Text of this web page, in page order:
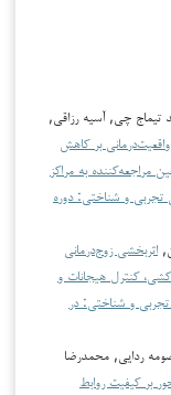
تیماج چی, آسیه رزاقی,
بر کاهش
مراجعه‌کننده به مراکز
تجربی و شناختی: دوره
اثربخشی زوج‌درمانی
کنترل هیجانات و
تجربی و شناختی: در
ردایی, محمدرضا
بر کیفیت روابط